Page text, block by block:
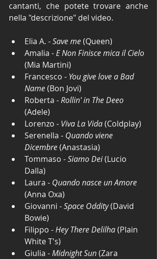
cantanti, che potete trovare anche
nella "descrizione" del video.
Elia A. - Save me (Queen)
Amalia - E Non Finisce mica il Cielo
(Mia Martini)
Francesco - You give love a Bad
Name (Bon Jovi)
Roberta - Rollin' in The Deeo
(Adele)
Lorenzo - Viva La Vida(Coldplay)
Serenella - Quando viene
Dicembre(Anastasia)
Tommaso - Siamo Dei (Lucio
Dalla)
Laura - Quando nasce un Amore
(Anna Oxa)
Giovanni - Space Oddity (David
Bowie)
Filippo - Hey There Delilha (Plain
White T's)
Giulia - Midnight Sun (Zara